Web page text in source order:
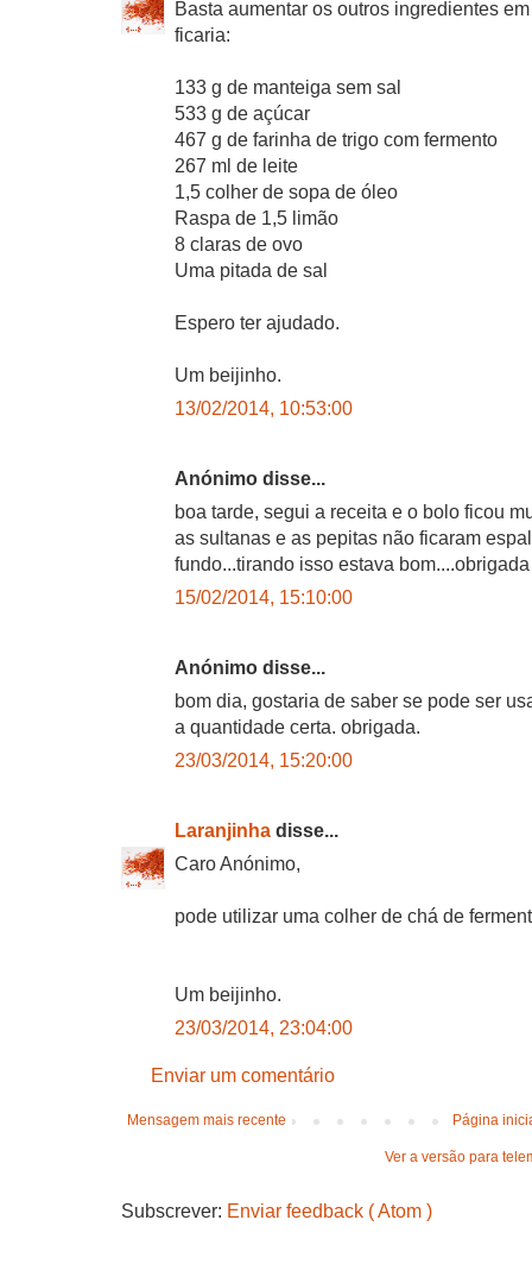
Basta aumentar os outros ingredientes
ficaria:
133 g de manteiga sem sal
533 g de açúcar
467 g de farinha de trigo com fermento
267 ml de leite
1,5 colher de sopa de óleo
Raspa de 1,5 limão
8 claras de ovo
Uma pitada de sal
Espero ter ajudado.
Um beijinho.
13/02/2014, 10:53:00
Anónimo disse...
boa tarde, segui a receita e o bolo ficou
as sultanas e as pepitas não ficaram
fundo...tirando isso estava bom....obrigada
15/02/2014, 15:10:00
Anónimo disse...
bom dia, gostaria de saber se pode ser
a quantidade certa. obrigada.
23/03/2014, 15:20:00
Laranjinha disse...
Caro Anónimo,
pode utilizar uma colher de chá de
Um beijinho.
23/03/2014, 23:04:00
Enviar um comentário
Mensagem mais recente Página
Ver a versão para
Subscrever: Enviar feedback ( Atom )